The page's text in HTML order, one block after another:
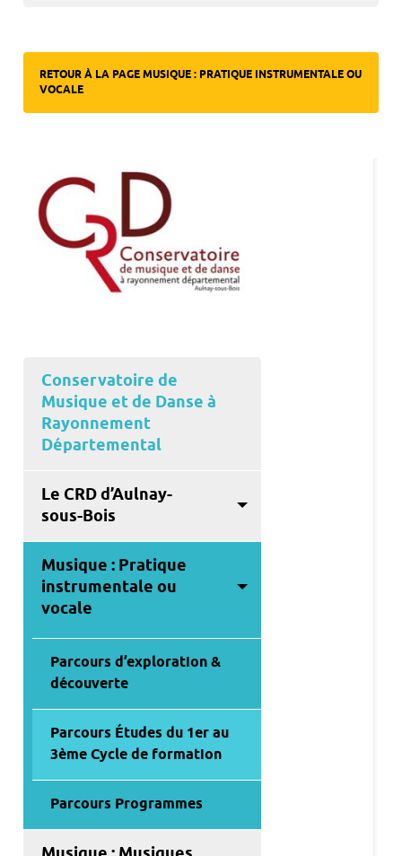
RETOUR À LA PAGE MUSIQUE : PRATIQUE INSTRUMENTALE OU
VOCALE
Conservatoire de
Musique et de Danse à
Rayonnement
Départemental
Le CRD d’Aulnay-
sous-Bois
Musique : Pratique
instrumentale ou
vocale
Parcours d’exploration &
découverte
Parcours Études du 1er au
3ème Cycle de formation
Parcours Programmes